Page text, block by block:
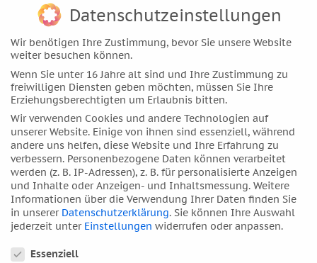
November 2020
September 2020
August 2020
Juli 2020
Juni 2020
Mai 2020
April 2020
März 2020
Februar 2020
Januar 2020
November 2019
Datenschutzeinstellungen
Wir benötigen Ihre Zustimmung, bevor Sie unsere Website
weiter besuchen können.
Wenn Sie unter 16 Jahre alt sind und Ihre Zustimmung zu
freiwilligen Diensten geben möchten, müssen Sie Ihre
Erziehungsberechtigten um Erlaubnis bitten.
Wir verwenden Cookies und andere Technologien auf
unserer Website. Einige von ihnen sind essenziell, während
andere uns helfen, diese Website und Ihre Erfahrung zu
verbessern. Personenbezogene Daten können verarbeitet
werden (z. B. IP-Adressen), z. B. für personalisierte Anzeigen
und Inhalte oder Anzeigen- und Inhaltsmessung. Weitere
Informationen über die Verwendung Ihrer Daten finden Sie
in unserer Datenschutzerklärung. Sie können Ihre Auswahl
jederzeit unter Einstellungen widerrufen oder anpassen.
Essenziell